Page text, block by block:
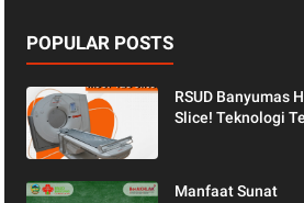
POPULAR POSTS
RSUD Banyumas
Slice! Teknologi
Manfaat Sunat